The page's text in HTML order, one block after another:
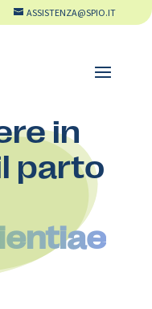
ASSISTENZA@SPIO.IT
in
parto